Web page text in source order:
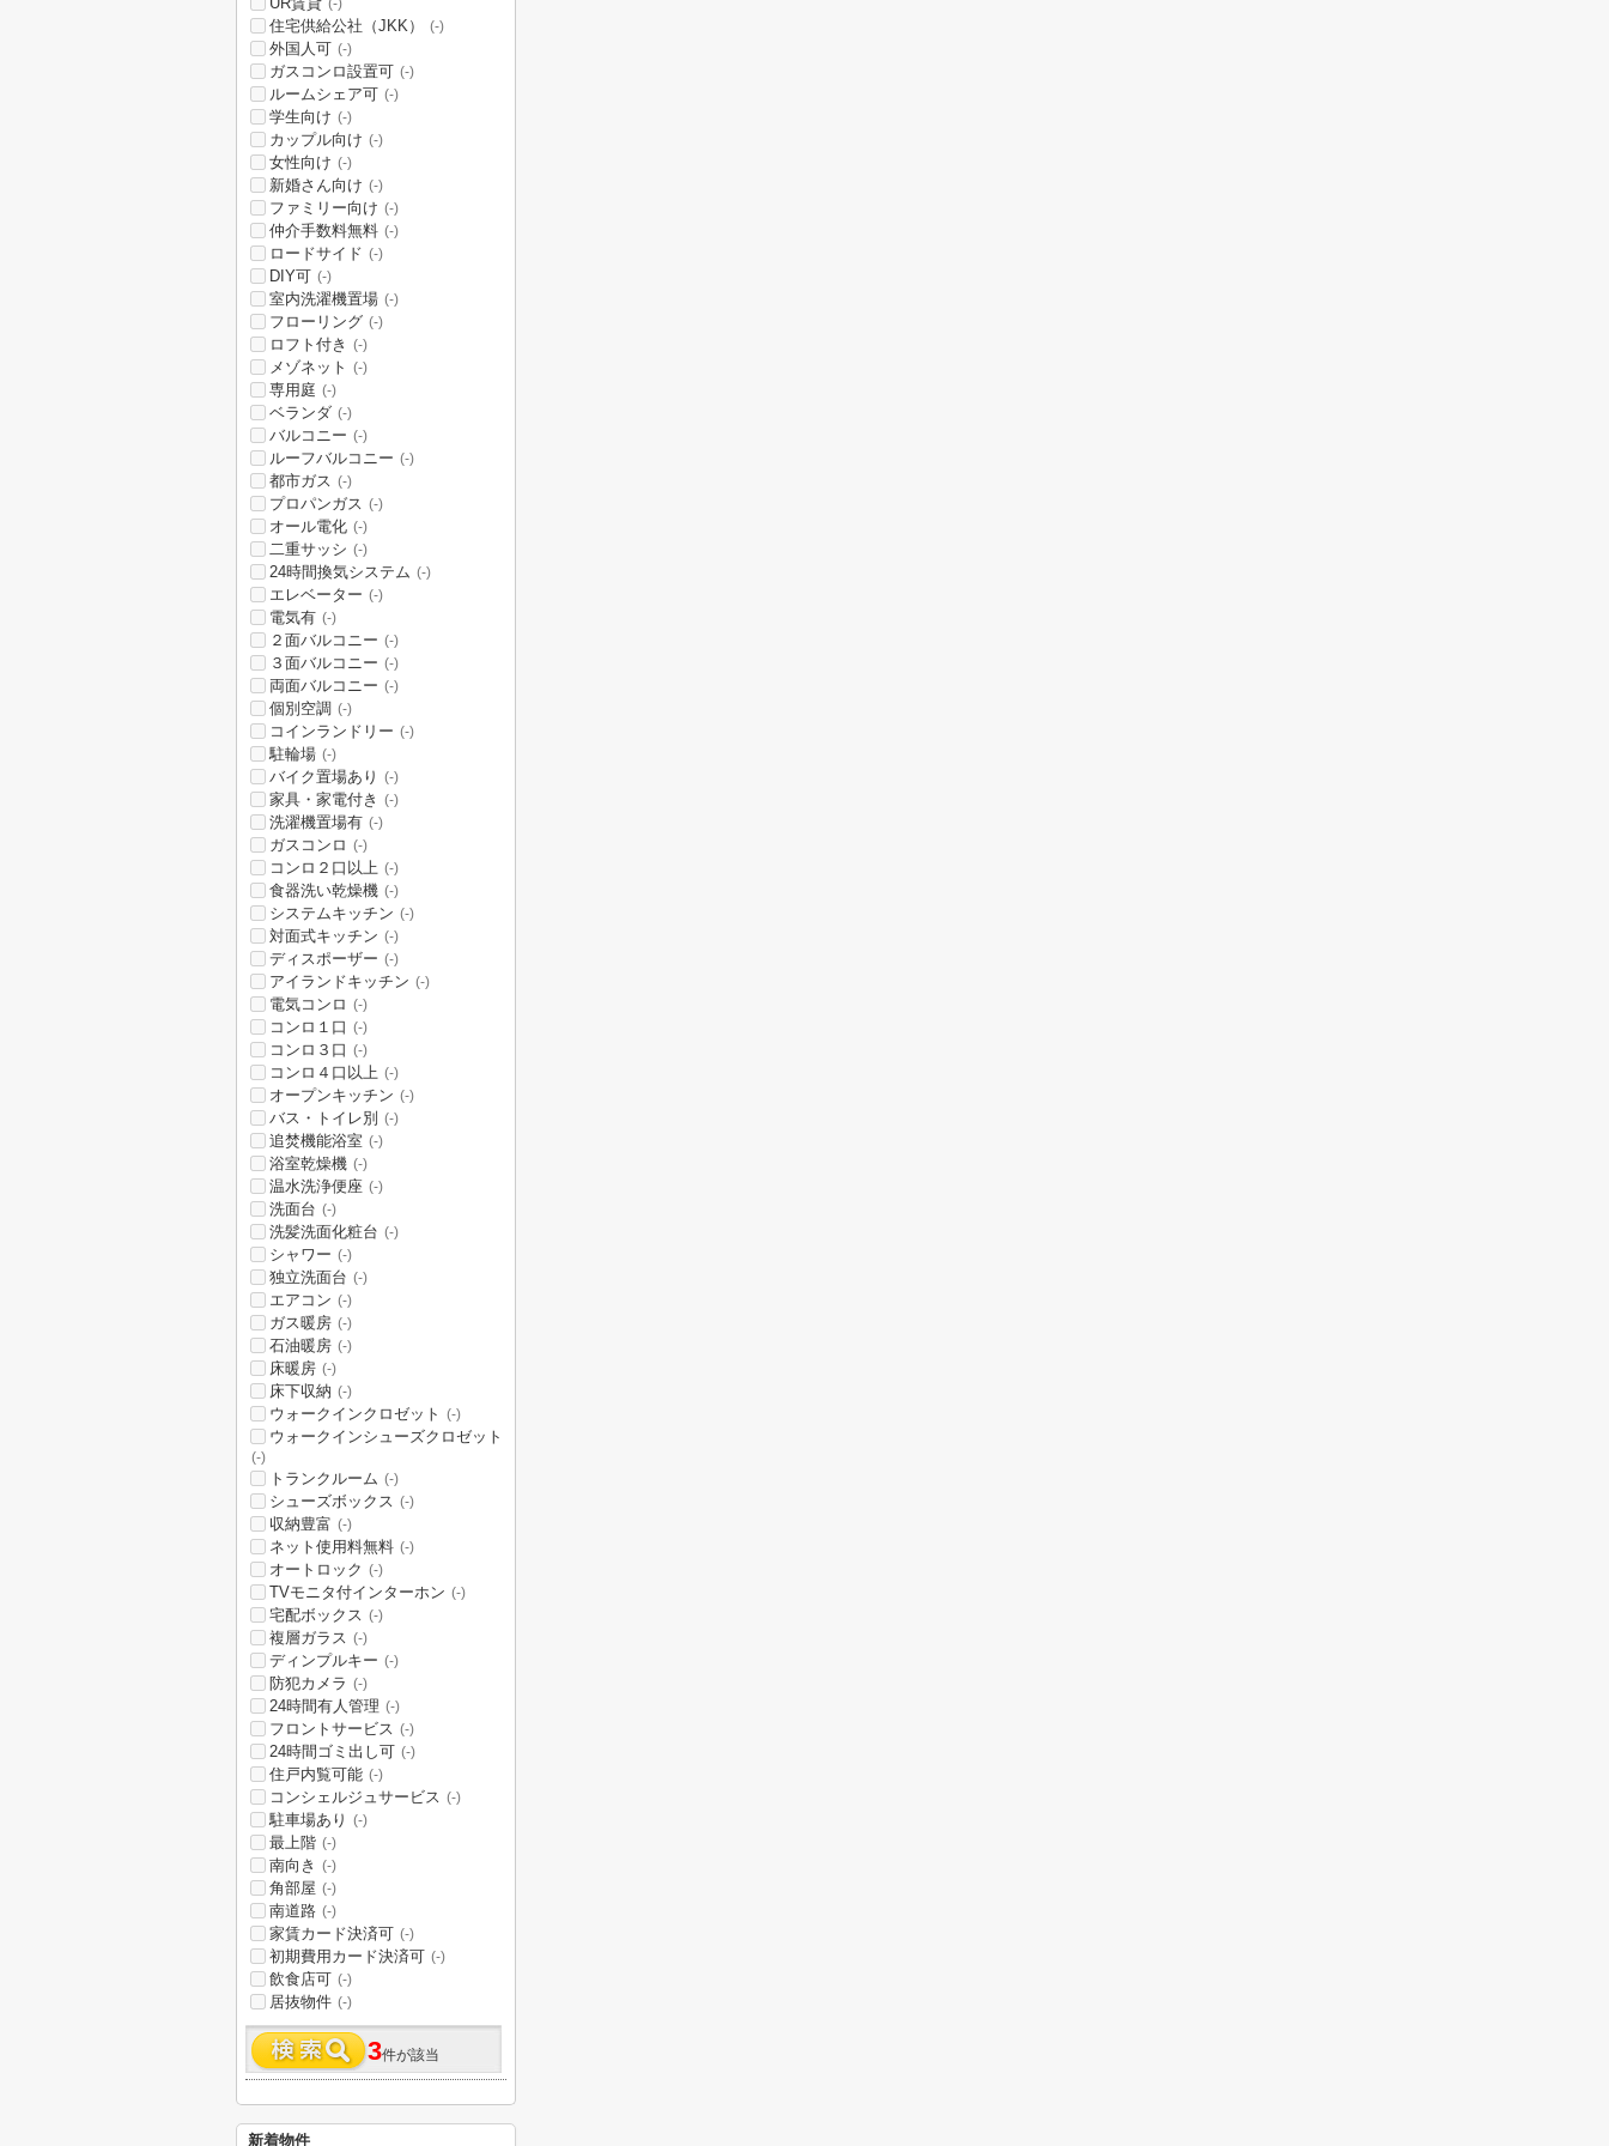
(-)
住宅供給公社（JKK） (-)
外国人可 (-)
ガスコンロ設置可 (-)
ルームシェア可 (-)
学生向け (-)
カップル向け (-)
女性向け (-)
新婚さん向け (-)
ファミリー向け (-)
仲介手数料無料 (-)
ロードサイド (-)
DIY可 (-)
室内洗濯機置場 (-)
フローリング (-)
ロフト付き (-)
メゾネット (-)
専用庭 (-)
ベランダ (-)
バルコニー (-)
ルーフバルコニー (-)
都市ガス (-)
プロパンガス (-)
オール電化 (-)
二重サッシ (-)
24時間換気システム (-)
エレベーター (-)
電気有 (-)
２面バルコニー (-)
３面バルコニー (-)
両面バルコニー (-)
個別空調 (-)
コインランドリー (-)
駐輪場 (-)
バイク置場あり (-)
家具・家電付き (-)
洗濯機置場有 (-)
ガスコンロ (-)
コンロ２口以上 (-)
食器洗い乾燥機 (-)
システムキッチン (-)
対面式キッチン (-)
ディスポーザー (-)
アイランドキッチン (-)
電気コンロ (-)
コンロ１口 (-)
コンロ３口 (-)
コンロ４口以上 (-)
オープンキッチン (-)
バス・トイレ別 (-)
追焚機能浴室 (-)
浴室乾燥機 (-)
温水洗浄便座 (-)
洗面台 (-)
洗髪洗面化粧台 (-)
シャワー (-)
独立洗面台 (-)
エアコン (-)
ガス暖房 (-)
石油暖房 (-)
床暖房 (-)
床下収納 (-)
ウォークインクロゼット (-)
ウォークインシューズクロゼット
(-)
トランクルーム (-)
シューズボックス (-)
収納豊富 (-)
ネット使用料無料 (-)
オートロック (-)
TVモニタ付インターホン (-)
宅配ボックス (-)
複層ガラス (-)
ディンプルキー (-)
防犯カメラ (-)
24時間有人管理 (-)
フロントサービス (-)
24時間ゴミ出し可 (-)
住戸内覧可能 (-)
コンシェルジュサービス (-)
駐車場あり (-)
最上階 (-)
南向き (-)
角部屋 (-)
南道路 (-)
家賃カード決済可 (-)
初期費用カード決済可 (-)
飲食店可 (-)
居抜物件 (-)
3件が該当
新着物件